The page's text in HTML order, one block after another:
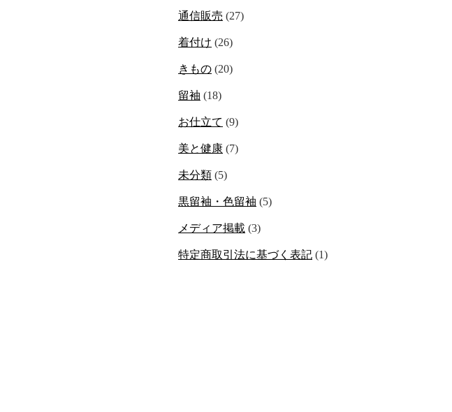
通信販売 (27)
着付け (26)
きもの (20)
留袖 (18)
お仕立て (9)
美と健康 (7)
未分類 (5)
黒留袖・色留袖 (5)
メディア掲載 (3)
特定商取引法に基づく表記 (1)